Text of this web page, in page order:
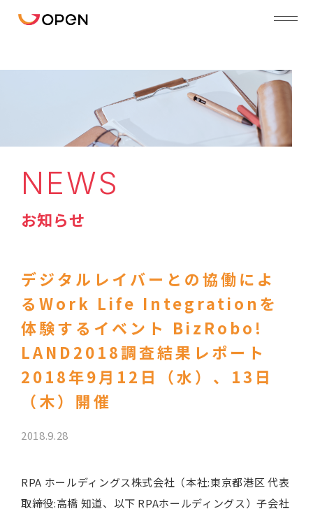
NEWS
お知らせ
デジタルレイバーとの協働によ
るWork Life Integrationを
体験するイベント BizRobo!
LAND2018調査結果レポート
2018年9月12日（水）、13日
（木）開催
2018.9.28
RPA ホールディングス株式会社（本社:東京都港区 代表
取締役:高橋 知道、以下 RPAホールディングス）子会社